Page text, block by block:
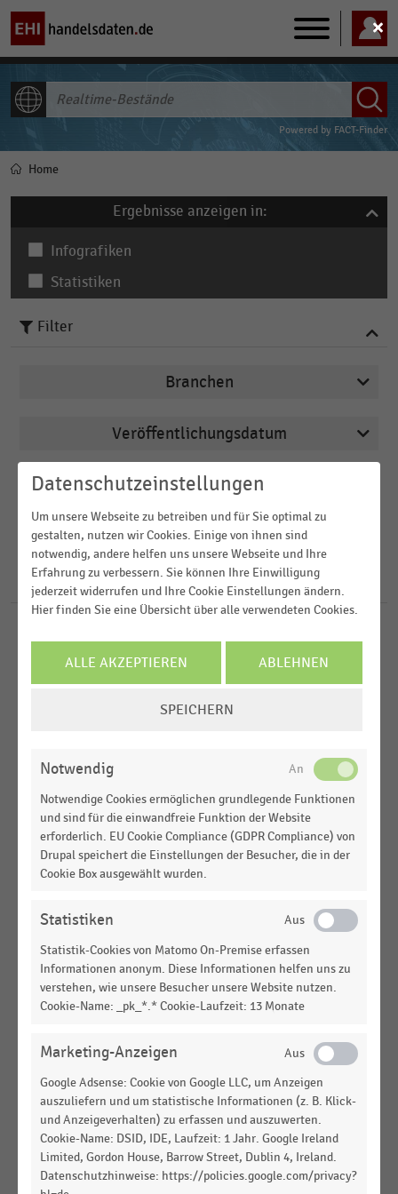
Main
navigation
Powered by FACT-Finder
Pfadnavigation
Home
Ergebnisse anzeigen in:
Infografiken
Statistiken
22 Ergebnisse für Realtime-Bestände
Datenaustausch zwischen Kassensystemen und
(Connected Retail 2022)
E-COMMERCE|INFOGRAFIK
Angebotene Omnichannel-Services (Connected
Retail 2021)
E-COMMERCE| INFOGRAFIK
(Connected Retail 2022)
E-COMMERCE|STATISTIK
Connected Retail: Angebotene und geplante
Omnichannel-Services (2022)
Connected Retail: Beurteilung der eigenen
E-COMMERCE|STATISTIK
Bestandsmanagement im Connected Retail:
Kanalübergreifende Aktualität der angezeigten
Bestände (2022)
Filter
Branchen
Deutschsprachiger Einzelhandel
E-Commerce
E-Commerce und Versandhandel
Veröffentlichungsdatum
2021
2020
2019
MEHR ANZEIGEN
Region
Deutschland
D-A-CH-Region
FILTER ZURÜCKSETZEN
Datenschutzeinstellungen
Um unsere Webseite zu betreiben und für Sie optimal zu
gestalten, nutzen wir Cookies. Einige von ihnen sind
notwendig, andere helfen uns unsere Webseite und Ihre
Erfahrung zu verbessern. Sie können Ihre Einwilligung
jederzeit widerrufen und Ihre Cookie Einstellungen ändern.
Hier finden Sie eine Übersicht über alle verwendeten Cookies.
ALLE AKZEPTIEREN ABLEHNEN
SPEICHERN
Notwendig
Notwendige Cookies ermöglichen grundlegende Funktionen
und sind für die einwandfreie Funktion der Website
erforderlich. EU Cookie Compliance (GDPR Compliance) von
Drupal speichert die Einstellungen der Besucher, die in der
Cookie Box ausgewählt wurden.
Statistiken
Statistik-Cookies von Matomo On-Premise erfassen
Informationen anonym. Diese Informationen helfen uns zu
verstehen, wie unsere Besucher unsere Website nutzen.
Cookie-Name: _pk_*.* Cookie-Laufzeit: 13 Monate
Marketing-Anzeigen
Google Adsense: Cookie von Google LLC, um Anzeigen
auszuliefern und um statistische Informationen (z. B. Klick-
und Anzeigeverhalten) zu erfassen und auszuwerten.
Cookie-Name: DSID, IDE, Laufzeit: 1 Jahr. Google Ireland
Limited, Gordon House, Barrow Street, Dublin 4, Ireland.
Datenschutzhinweise: https://policies.google.com/privacy?